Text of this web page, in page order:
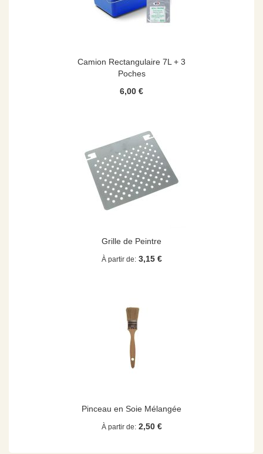
Camion Rectangulaire 7L + 3
Poches
6,00 €
Grille de Peintre
À partir de 3,15 €
Pinceau en Soie Mélangée
À partir de 2,50 €